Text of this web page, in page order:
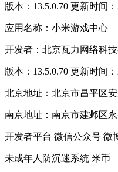
版本：13.5.0.70 更新时间
应用名称：小米游戏中心
开发者：北京瓦力网络科
版本：13.5.0.70 更新时间
北京地址：北京市昌平区
南京地址：南京市建邺区
开发者平台 微信公众号 微
未成年人防沉迷系统 米币